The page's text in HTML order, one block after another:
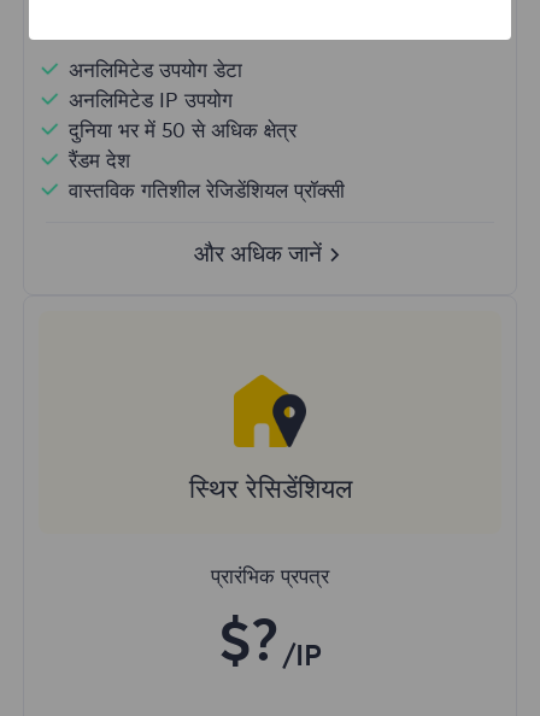
अनलिमिटेड उपयोग डेटा
अनलिमिटेड IP उपयोग
दुनिया भर में 50 से अधिक क्षेत्र
रैंडम देश
वास्तविक गतिशील रेजिडेंशियल प्रॉक्सी
और अधिक जानें
स्थिर रेसिडेंशियल
प्रारंभिक प्रपत्र
$? /IP